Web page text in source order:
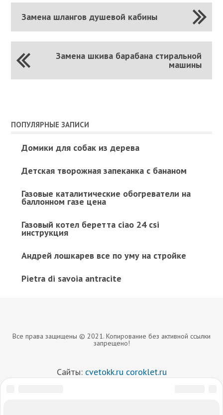
Замена шлангов душевой кабины
Замена шкива барабана стиральной
машины
ПОПУЛЯРНЫЕ ЗАПИСИ
Домики для собак из дерева
Детская творожная запеканка с бананом
Газовые каталитические обогреватели на
баллонном газе цена
Газовый котел беретта ciao 24 csi
инструкция
Андрей лошкарев все по уму на стройке
Pietra di savoia antracite
Все права защищены © 2021. Копирование без активной ссылки
запрещено!
Сайты: cvetokk.ru coroklet.ru